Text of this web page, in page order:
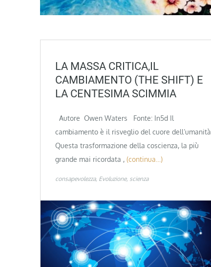
LA MASSA CRITICA,IL
CAMBIAMENTO (THE SHIFT) E
LA CENTESIMA SCIMMIA
Autore Owen Waters Fonte: In5d Il
cambiamento è il risveglio del cuore dell’umanità.
Questa trasformazione della coscienza, la più
grande mai ricordata , (continua…)
consapevolezza Evoluzione scienza